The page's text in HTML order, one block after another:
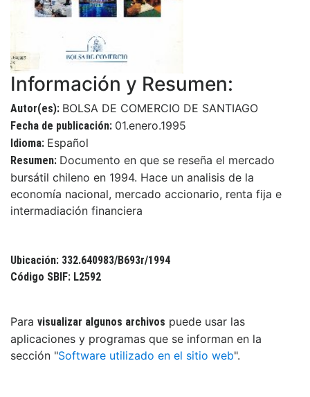
Información y Resumen:
Autor(es): BOLSA DE COMERCIO DE SANTIAGO
Fecha de publicación: 01.enero.1995
Idioma: Español
Resumen: Documento en que se reseña el mercado
bursátil chileno en 1994. Hace un analisis de la
economía nacional, mercado accionario, renta fija e
intermadiación financiera
Ubicación: 332.640983/B693r/1994
Código SBIF: L2592
Para visualizar algunos archivos puede usar las
aplicaciones y programas que se informan en la
sección "Software utilizado en el sitio web".